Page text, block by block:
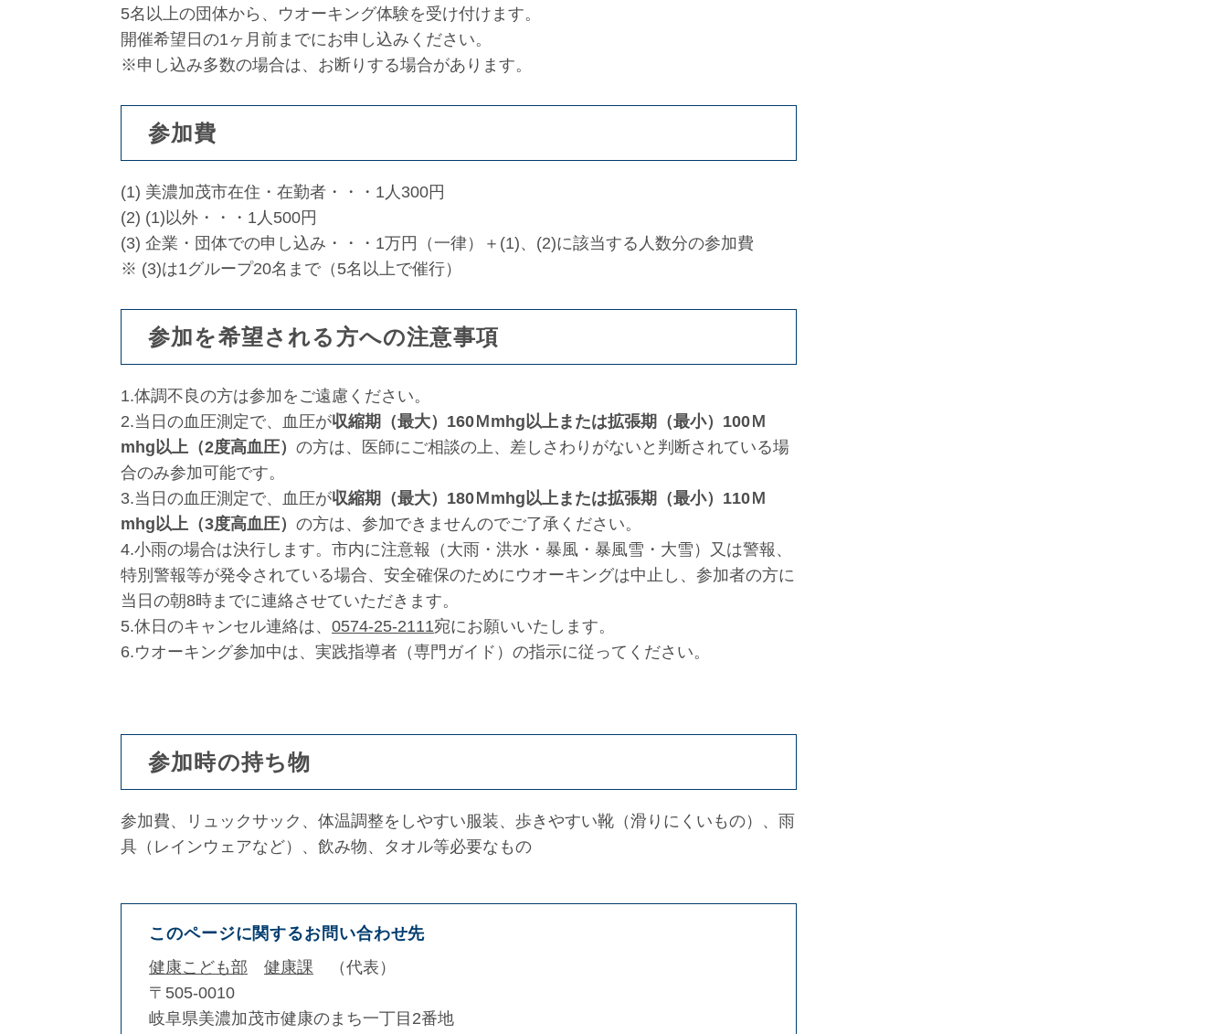
5名以上の団体から、ウオーキング体験を受け付けます。
開催希望日の1ヶ月前までにお申し込みください。
※申し込み多数の場合は、お断りする場合があります。
参加費
(1) 美濃加茂市在住・在勤者・・・1人300円
(2) (1)以外・・・1人500円
(3) 企業・団体での申し込み・・・1万円（一律）＋(1)、(2)に該当する人数分の参加費
※ (3)は1グループ20名まで（5名以上で催行）
参加を希望される方への注意事項
1.体調不良の方は参加をご遠慮ください。
2.当日の血圧測定で、血圧が収縮期（最大）160Ｍmhg以上または拡張期（最小）100Ｍ
mhg以上（2度高血圧） の方は、医師にご相談の上、差しさわりがないと判断されている場
合のみ参加可能です。
3.当日の血圧測定で、血圧が収縮期（最大）180Ｍmhg以上または拡張期（最小）110Ｍ
mhg以上（3度高血圧） の方は、参加できませんのでご了承ください。
4.小雨の場合は決行します。市内に注意報（大雨・洪水・暴風・暴風雪・大雪）又は警報、
特別警報等が発令されている場合、安全確保のためにウオーキングは中止し、参加者の方に
当日の朝8時までに連絡させていただきます。
5.休日のキャンセル連絡は、 0574-25-2111宛にお願いいたします。
6.ウオーキング参加中は、実践指導者（専門ガイド）の指示に従ってください。
参加時の持ち物
参加費、リュックサック、体温調整をしやすい服装、歩きやすい靴（滑りにくいもの）、雨
具（レインウェアなど）、飲み物、タオル等必要なもの
このページに関するお問い合わせ先
健康こども部
健康課
代表
〒505-0010
岐阜県美濃加茂市健康のまち一丁目2番地